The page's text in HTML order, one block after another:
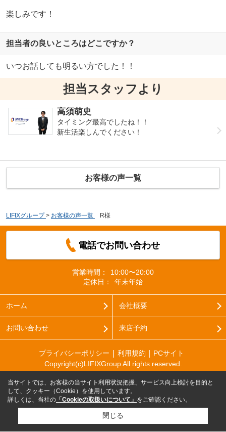
楽しみです！
担当者の良いところはどこですか？
いつお話しても明るい方でした！！
担当スタッフより
高須萌史
タイミング最高でしたね！！
新生活楽しんでください！
お客様の声一覧
LIFIXグループ > お客様の声一覧 R様
電話でお問い合わせ
営業時間：
10:00〜20:00
定休日：
年末年始
ホーム 会社概要
お問い合わせ 来店予約
プライバシーポリシー 利用規約
PCサイト
Copyright(c)LIFIXGroup All rights reserved.
当サイトでは、お客様の当サイト利用状況把握、サービス向上検討を目的と
して、クッキー（Cookie）を使用しています。
詳しくは、当社の 「Cookieの取扱いについて」 をご確認ください。
閉じる